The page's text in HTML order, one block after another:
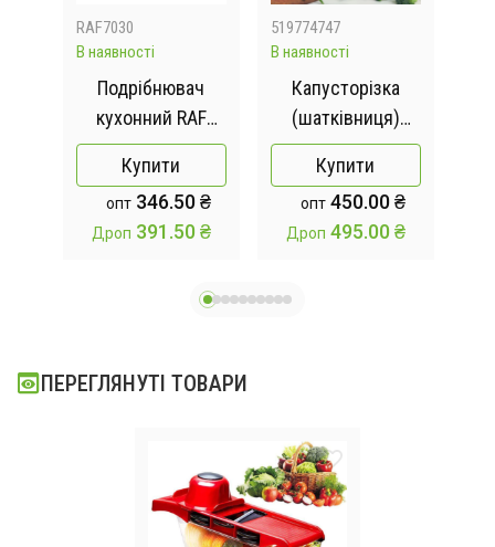
RAF7030
В наявності
Подрібнювач
кухонний RAF
R.7030 (1000 Вт 3
л)
Купити
опт346.50 ₴
Дроп 391.50 ₴
519774747
В наявності
Капусторізка
(шатківниця)
механічна + 3
запасні леза в
комплекті
Купити
опт450.00 ₴
Дроп 495.00 ₴
ПЕРЕГЛЯНУТІ ТОВАРИ